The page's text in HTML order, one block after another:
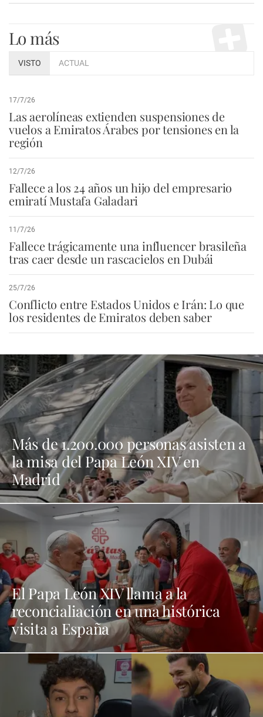
Lo más
VISTO ACTUAL
17/7/26
Las aerolíneas extienden suspensiones de
vuelos a Emiratos Árabes por tensiones en la
región
12/7/26
Fallece a los 24 años un hijo del empresario
emiratí Mustafa Galadari
11/7/26
Fallece trágicamente una influencer brasileña
tras caer desde un rascacielos en Dubái
25/7/26
Conflicto entre Estados Unidos e Irán: Lo que
los residentes de Emiratos deben saber
Más de 1.200.000 personas asisten a
la misa del Papa León XIV en
Madrid
El Papa León XIV llama a la
reconcialiación en una histórica
visita a España